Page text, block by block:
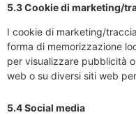
5.3 Cookie di marketing/
I cookie di marketing/
forma di memorizzazione
per visualizzare pubblicità
web o su diversi siti web
5.4 Social media